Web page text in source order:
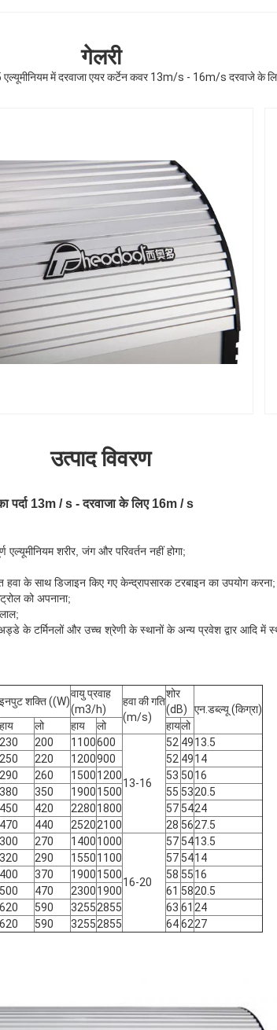
गेलरी
में दरवाजा एयर कर्टेन कवर 13m/s - 16m/s दरवाजे के
उत्पाद विवरण
पर्दा 13m / s - दरवाजा के लिए 16m / s
शरीर, जंग और परिवर्तन नहीं होगा;
हवा के साथ डिजाइन किए गए केन्द्रापसारक टरबाइन का उपयोग करना;
को अपनाना;
के टर्मिनलों और उच्च श्रेणी के स्थानों के अन्य प्रवेश द्वार आदि में
इनपुट शक्ति ((W)
वायु प्रवाह
(m3/h)
हवा की गति
(m/s)
शोर
(dB)
एन.डब्ल्यू (किग्रा)
हाय
लो हाय लो हायलो
230 200 1100600
13-16
52 4913.5
250 220 1200900 52 4914
290 260 15001200 53 5016
380 350 19001500 55 5320.5
450 420 22801800 57 5424
470 440 25202100 28 5627.5
300 270 14001000
16-20
57 5413.5
320 290 15501100 57 5414
400 370 19001500 58 5516
500 470 23001900 61 5820.5
620 590 32552855 63 61 24
620 590 32552855 646227